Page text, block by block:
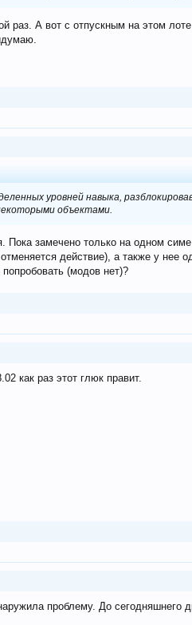
раз. А вот с отпускным на этом
уровней навыка,
объектами.
замечено только на одном
действие), а также у нее
(модов нет)?
как раз этот глюк правит.
проблему. До сегодняшнего